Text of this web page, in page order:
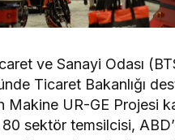
ve Sanayi Odası
Ticaret Bakanlığı
Makine UR-GE Projesi
80 sektör temsilcisi,